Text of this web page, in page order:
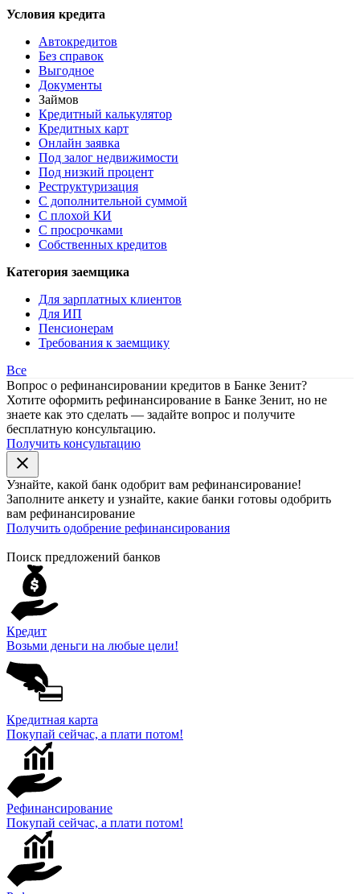
Условия кредита
Автокредитов
Без справок
Выгодное
Документы
Займов
Кредитный калькулятор
Кредитных карт
Онлайн заявка
Под залог недвижимости
Под низкий процент
Реструктуризация
С дополнительной суммой
С плохой КИ
С просрочками
Собственных кредитов
Категория заемщика
Для зарплатных клиентов
Для ИП
Пенсионерам
Требования к заемщику
Все
Вопрос о рефинансировании кредитов в Банке Зенит?
Хотите оформить рефинансирование в Банке Зенит, но не
знаете как это сделать — задайте вопрос и получите
бесплатную консультацию.
Получить консультацию
close
Узнайте, какой банк одобрит вам рефинансирование!
Заполните анкету и узнайте, какие банки готовы одобрить
вам рефинансирование
Получить одобрение рефинансирования
Поиск предложений банков
Кредит
Возьми деньги на любые цели!
Кредитная карта
Покупай сейчас, а плати потом!
Рефинансирование
Покупай сейчас, а плати потом!